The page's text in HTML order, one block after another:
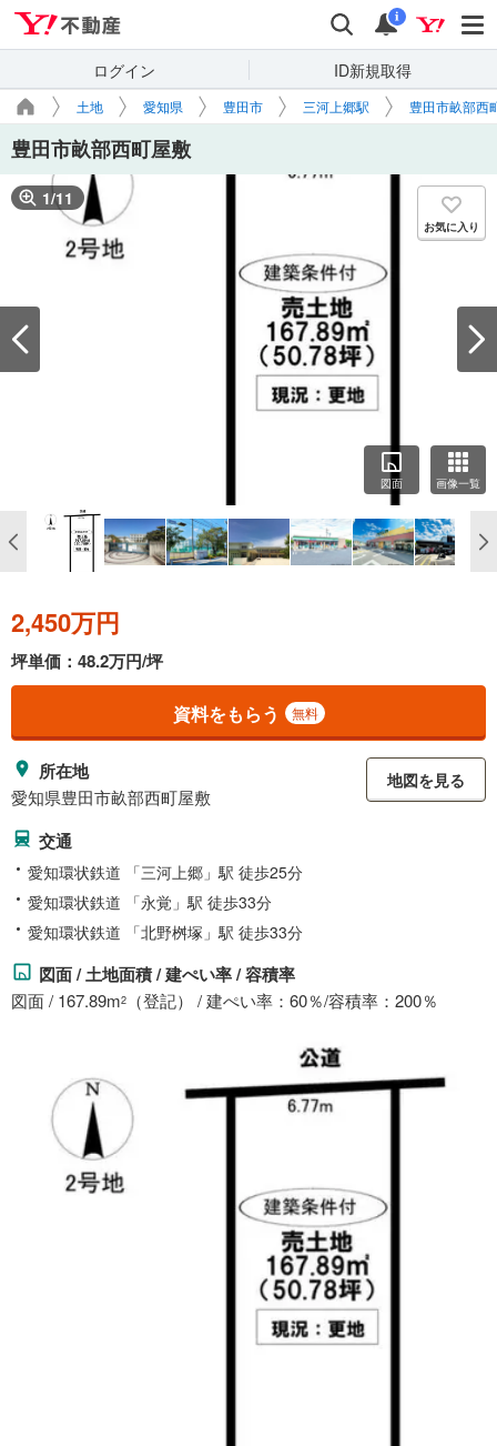
検索 通知
i
ログイン ID新規取得
土地 愛知県 豊田市 三河上郷駅 豊田市畝部西
豊田市畝部西町屋敷
1/11
お気に入り
図面 画像一覧
2,450万円
坪単価：48.2万円/坪
資料をもらう 無料
所在地
愛知県豊田市畝部西町屋敷
地図を見る
交通
愛知環状鉄道 「三河上郷」駅 徒歩25分
愛知環状鉄道 「永覚」駅 徒歩33分
愛知環状鉄道 「北野桝塚」駅 徒歩33分
図面 / 土地面積 / 建ぺい率 / 容積率
図面 / 167.89m2 （登記） / 建ぺい率：60％/容積率：200％